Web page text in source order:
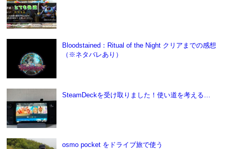
Bloodstained：Ritual of the Night クリアまでの感想
（※ネタバレあり）
SteamDeckを受け取りました！使い道を考える…
osmo pocket をドライブ旅で使う